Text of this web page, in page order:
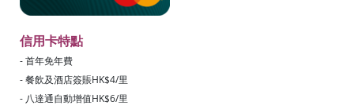
信用卡特點
- 首年免年費
- 餐飲及酒店簽賬HK$4/里
- 八達通自動增值HK$6/里